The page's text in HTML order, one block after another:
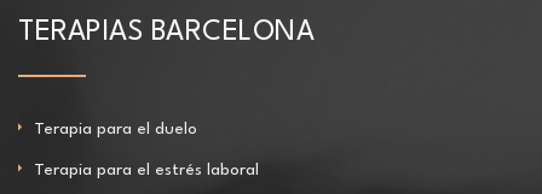
TERAPIAS BARCELONA
Terapia para el duelo
Terapia para el estrés laboral